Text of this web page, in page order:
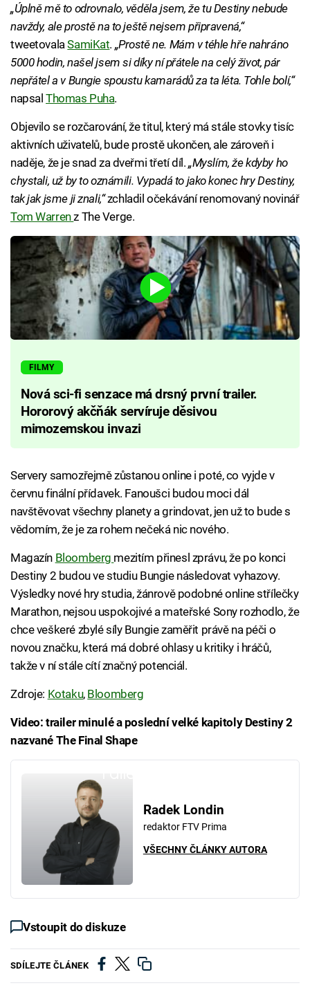
„Úplně mě to odrovnalo, věděla jsem, že tu Destiny nebude
navždy, ale prostě na to ještě nejsem připravená,“
tweetovalaSamiKat. „Prostě ne. Mám v téhle hře nahráno
5000 hodin, našel jsem si díky ní přátele na celý život, pár
nepřátel a v Bungie spoustu kamarádů za ta léta. Tohle bolí,“
napsalThomas Puha.
Objevilo se rozčarování, že titul, který má stále stovky tisíc
aktivních uživatelů, bude prostě ukončen, ale zároveň i
naděje, že je snad za dveřmi třetí díl.„Myslím, že kdyby ho
chystali, už by to oznámili. Vypadá to jako konec hry Destiny,
tak jak jsme ji znali,“zchladil očekávání renomovaný novinář
Tom Warrenz The Verge.
FILMY
Nová sci-fi senzace má drsný první trailer.
Hororový akčňák servíruje děsivou
mimozemskou invazi
Servery samozřejmě zůstanou online i poté, co vyjde v
červnu finální přídavek. Fanoušci budou moci dál
navštěvovat všechny planety a grindovat, jen už to bude s
vědomím, že je za rohem nečeká nic nového.
Magazín Bloomberg mezitím přinesl zprávu, že po konci
Destiny 2 budou ve studiu Bungie následovat vyhazovy.
Výsledky nové hry studia, žánrově podobné online střílečky
Marathon, nejsou uspokojivé a mateřské Sony rozhodlo, že
chce veškeré zbylé síly Bungie zaměřit právě na péči o
novou značku, která má dobré ohlasy u kritiky i hráčů,
takže v ní stále cítí značný potenciál.
Zdroje: Kotaku, Bloomberg
Video: trailer minulé a poslední velké kapitoly Destiny 2
nazvané The Final Shape
Radek Londin
redaktor FTV Prima
VŠECHNY ČLÁNKY AUTORA
Vstoupit do diskuze
SDÍLEJTE ČLÁNEK